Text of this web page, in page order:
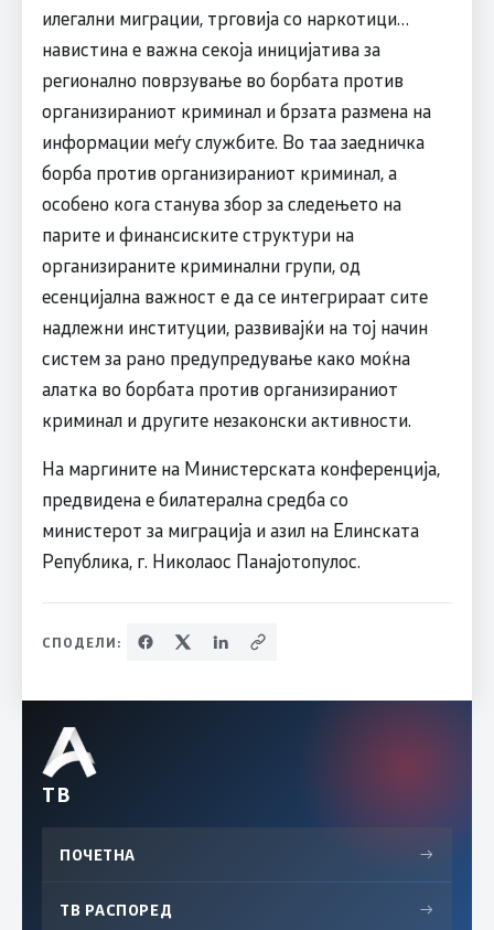
илегални миграции, трговија со наркотици…
навистина е важна секоја иницијатива за
регионално поврзување во борбата против
организираниот криминал и брзата размена на
информации меѓу службите. Во таа заедничка
борба против организираниот криминал, а
особено кога станува збор за следењето на
парите и финансиските структури на
организираните криминални групи, од
есенцијална важност е да се интегрираат сите
надлежни институции, развивајќи на тој начин
систем за рано предупредување како моќна
алатка во борбата против организираниот
криминал и другите незаконски активности.
На маргините на Министерската конференција,
предвидена е билатерална средба со
министерот за миграција и азил на Елинската
Република, г. Николаос Панајотопулос.
СПОДЕЛИ:
ТВ
ПОЧЕТНА →
ТВ РАСПОРЕД →